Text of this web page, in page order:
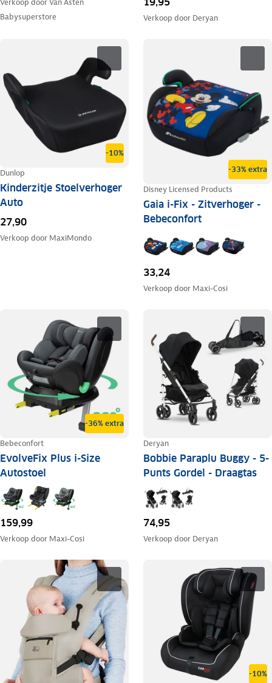
Verkoop doorVan Asten
Babysuperstore
Verkoop door Deryan
-10%
Dunlop
Kinderzitje Stoelverhoger
Auto
27,90
Verkoop door MaxiMondo
-33% extra
Disney Licensed Products
Gaia i-Fix - Zitverhoger -
Bebeconfort
33,24
Verkoop door Maxi-Cosi
-36% extra
Bebeconfort
EvolveFix Plus i-Size
Autostoel
159,99
Verkoop door Maxi-Cosi
Deryan
Bobbie Paraplu Buggy - 5-
Punts Gordel - Draagtas
74,95
Verkoop door Deryan
-10%